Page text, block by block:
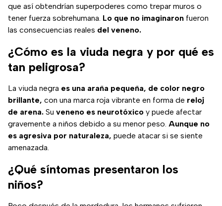
que así obtendrían superpoderes como trepar muros o
tener fuerza sobrehumana. Lo que no imaginaron fueron
las consecuencias reales del veneno.
¿Cómo es la viuda negra y por qué es
tan peligrosa?
La viuda negra es una araña pequeña, de color negro
brillante, con una marca roja vibrante en forma de reloj
de arena. Su veneno es neurotóxico y puede afectar
gravemente a niños debido a su menor peso. Aunque no
es agresiva por naturaleza, puede atacar si se siente
amenazada.
¿Qué síntomas presentaron los
niños?